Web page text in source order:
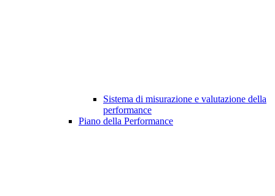
Sistema di misurazione e valutazione della
performance
Piano della Performance